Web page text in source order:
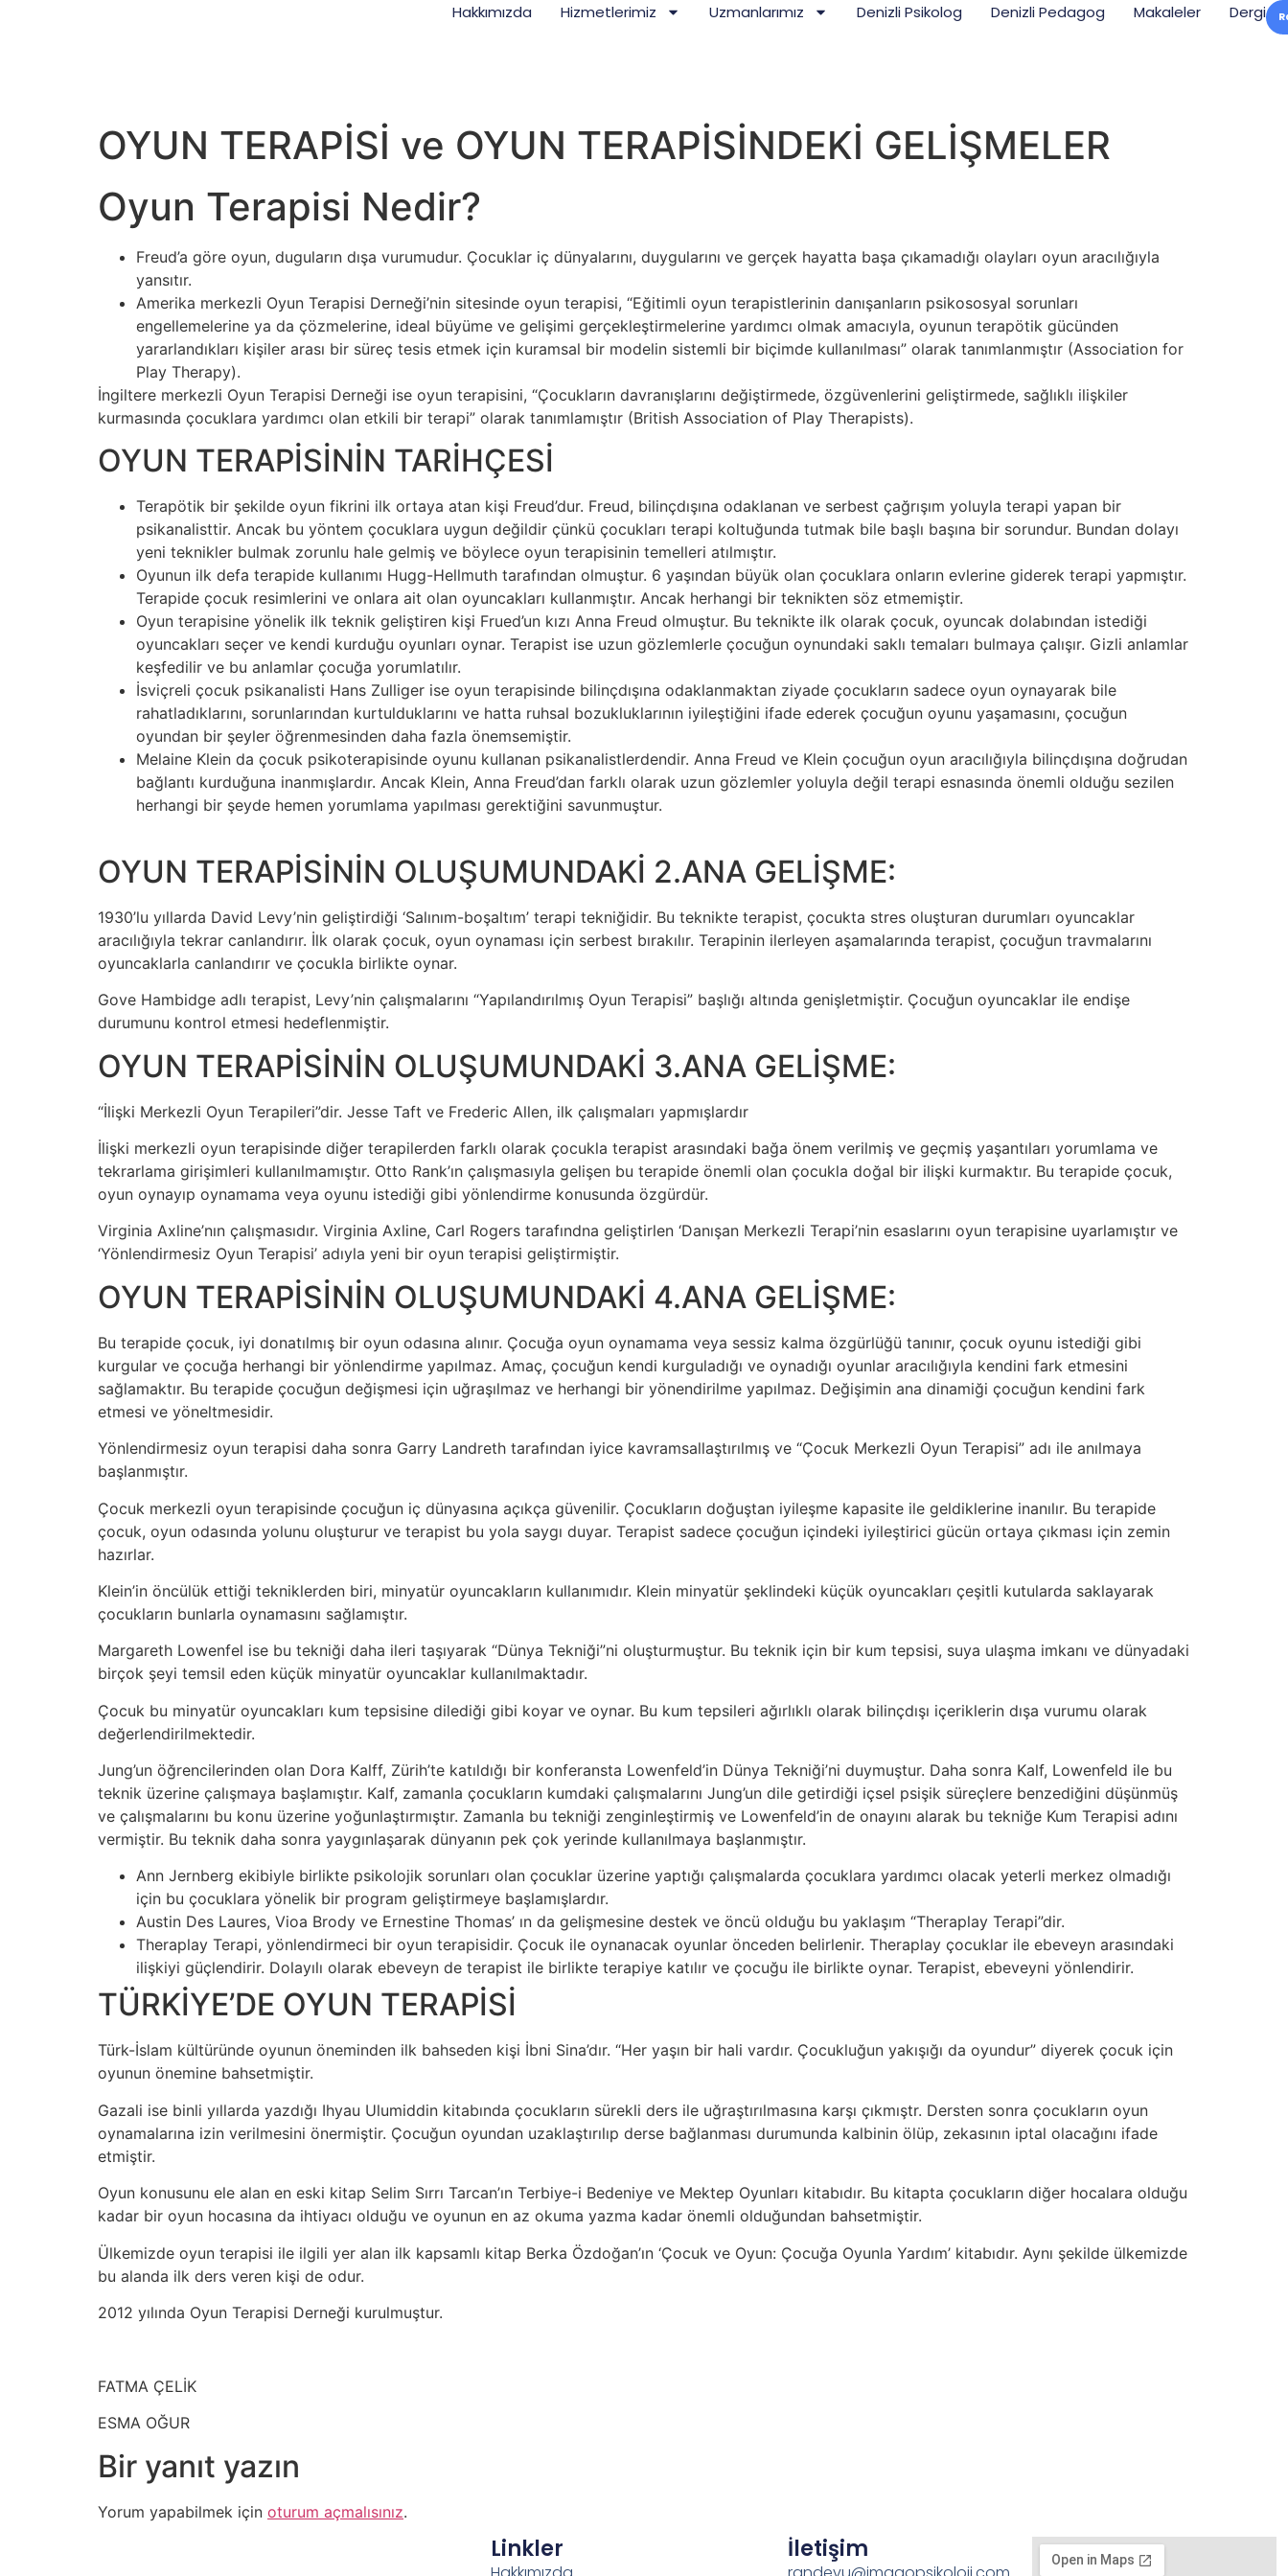
Hakkımızda Hizmetlerimiz Uzmanlarımız Denizli Psikolog Denizli Pedagog Makaleler Dergi
OYUN TERAPİSİ ve OYUN TERAPİSİNDEKİ GELİŞMELER
Oyun Terapisi Nedir?
Freud’a göre oyun, duguların dışa vurumudur. Çocuklar iç dünyalarını, duygularını ve gerçek hayatta başa çıkamadığı olayları oyun aracılığıyla
yansıtır.​
Amerika merkezli Oyun Terapisi Derneği’nin sitesinde oyun terapisi, “Eğitimli oyun terapistlerinin danışanların psikososyal sorunları
engellemelerine ya da çözmelerine, ideal büyüme ve gelişimi gerçekleştirmelerine yardımcı olmak amacıyla, oyunun terapötik gücünden
yararlandıkları kişiler arası bir süreç tesis etmek için kuramsal bir modelin sistemli bir biçimde kullanılması” olarak tanımlanmıştır (Association for
Play Therapy).​
İngiltere merkezli Oyun Terapisi Derneği ise oyun terapisini, “Çocukların davranışlarını değiştirmede, özgüvenlerini geliştirmede, sağlıklı ilişkiler
kurmasında çocuklara yardımcı olan etkili bir terapi” olarak tanımlamıştır (British Association of Play Therapists).
OYUN TERAPİSİNİN TARİHÇESİ
Terapötik bir şekilde oyun fikrini ilk ortaya atan kişi Freud’dur. Freud, bilinçdışına odaklanan ve serbest çağrışım yoluyla terapi yapan bir
psikanalisttir. Ancak bu yöntem çocuklara uygun değildir çünkü çocukları terapi koltuğunda tutmak bile başlı başına bir sorundur. Bundan dolayı
yeni teknikler bulmak zorunlu hale gelmiş ve böylece oyun terapisinin temelleri atılmıştır.​
Oyunun ilk defa terapide kullanımı Hugg-Hellmuth tarafından olmuştur. 6 yaşından büyük olan çocuklara onların evlerine giderek terapi yapmıştır.
Terapide çocuk resimlerini ve onlara ait olan oyuncakları kullanmıştır. Ancak herhangi bir teknikten söz etmemiştir.​
Oyun terapisine yönelik ilk teknik geliştiren kişi Frued’un kızı Anna Freud olmuştur. Bu teknikte ilk olarak çocuk, oyuncak dolabından istediği
oyuncakları seçer ve kendi kurduğu oyunları oynar. Terapist ise uzun gözlemlerle çocuğun oynundaki saklı temaları bulmaya çalışır. Gizli anlamlar
keşfedilir ve bu anlamlar çocuğa yorumlatılır. ​
İsviçreli çocuk psikanalisti Hans Zulliger ise oyun terapisinde bilinçdışına odaklanmaktan ziyade çocukların sadece oyun oynayarak bile
rahatladıklarını, sorunlarından kurtulduklarını ve hatta ruhsal bozukluklarının iyileştiğini ifade ederek çocuğun oyunu yaşamasını, çocuğun
oyundan bir şeyler öğrenmesinden daha fazla önemsemiştir.​
Melaine Klein da çocuk psikoterapisinde oyunu kullanan psikanalistlerdendir. Anna Freud ve Klein çocuğun oyun aracılığıyla bilinçdışına doğrudan
bağlantı kurduğuna inanmışlardır. Ancak Klein, Anna Freud’dan farklı olarak uzun gözlemler yoluyla değil terapi esnasında önemli olduğu sezilen
herhangi bir şeyde hemen yorumlama yapılması gerektiğini savunmuştur. ​
OYUN TERAPİSİNİN OLUŞUMUNDAKİ 2.ANA GELİŞME:
1930’lu yıllarda David Levy’nin geliştirdiği ‘Salınım-boşaltım’ terapi tekniğidir. Bu teknikte terapist, çocukta stres oluşturan durumları oyuncaklar
aracılığıyla tekrar canlandırır. İlk olarak çocuk, oyun oynaması için serbest bırakılır. Terapinin ilerleyen aşamalarında terapist, çocuğun travmalarını
oyuncaklarla canlandırır ve çocukla birlikte oynar.
Gove Hambidge adlı terapist, Levy’nin çalışmalarını “Yapılandırılmış Oyun Terapisi” başlığı altında genişletmiştir. Çocuğun oyuncaklar ile endişe
durumunu kontrol etmesi hedeflenmiştir.
OYUN TERAPİSİNİN OLUŞUMUNDAKİ 3.ANA GELİŞME:
“İlişki Merkezli Oyun Terapileri”dir. Jesse Taft ve Frederic Allen, ilk çalışmaları yapmışlardır
İlişki merkezli oyun terapisinde diğer terapilerden farklı olarak çocukla terapist arasındaki bağa önem verilmiş ve geçmiş yaşantıları yorumlama ve
tekrarlama girişimleri kullanılmamıştır. Otto Rank’ın çalışmasıyla gelişen bu terapide önemli olan çocukla doğal bir ilişki kurmaktır. Bu terapide çocuk,
oyun oynayıp oynamama veya oyunu istediği gibi yönlendirme konusunda özgürdür.
Virginia Axline’nın çalışmasıdır. Virginia Axline, Carl Rogers tarafındna geliştirlen ‘Danışan Merkezli Terapi’nin esaslarını oyun terapisine uyarlamıştır ve
‘Yönlendirmesiz Oyun Terapisi’ adıyla yeni bir oyun terapisi geliştirmiştir.
OYUN TERAPİSİNİN OLUŞUMUNDAKİ 4.ANA GELİŞME:
Bu terapide çocuk, iyi donatılmış bir oyun odasına alınır. Çocuğa oyun oynamama veya sessiz kalma özgürlüğü tanınır, çocuk oyunu istediği gibi
kurgular ve çocuğa herhangi bir yönlendirme yapılmaz. Amaç, çocuğun kendi kurguladığı ve oynadığı oyunlar aracılığıyla kendini fark etmesini
sağlamaktır. Bu terapide çocuğun değişmesi için uğraşılmaz ve herhangi bir yönendirilme yapılmaz. Değişimin ana dinamiği çocuğun kendini fark
etmesi ve yöneltmesidir.
Yönlendirmesiz oyun terapisi daha sonra Garry Landreth tarafından iyice kavramsallaştırılmış ve “Çocuk Merkezli Oyun Terapisi” adı ile anılmaya
başlanmıştır.
Çocuk merkezli oyun terapisinde çocuğun iç dünyasına açıkça güvenilir. Çocukların doğuştan iyileşme kapasite ile geldiklerine inanılır. Bu terapide
çocuk, oyun odasında yolunu oluşturur ve terapist bu yola saygı duyar. Terapist sadece çocuğun içindeki iyileştirici gücün ortaya çıkması için zemin
hazırlar.
Klein’in öncülük ettiği tekniklerden biri, minyatür oyuncakların kullanımıdır. Klein minyatür şeklindeki küçük oyuncakları çeşitli kutularda saklayarak
çocukların bunlarla oynamasını sağlamıştır. ​
Margareth Lowenfel ise bu tekniği daha ileri taşıyarak “Dünya Tekniği”ni oluşturmuştur. Bu teknik için bir kum tepsisi, suya ulaşma imkanı ve dünyadaki
birçok şeyi temsil eden küçük minyatür oyuncaklar kullanılmaktadır.​
Çocuk bu minyatür oyuncakları kum tepsisine dilediği gibi koyar ve oynar. Bu kum tepsileri ağırlıklı olarak bilinçdışı içeriklerin dışa vurumu olarak
değerlendirilmektedir. ​
Jung’un öğrencilerinden olan Dora Kalff, Zürih’te katıldığı bir konferansta Lowenfeld’in Dünya Tekniği’ni duymuştur. Daha sonra Kalf, Lowenfeld ile bu
teknik üzerine çalışmaya başlamıştır. Kalf, zamanla çocukların kumdaki çalışmalarını Jung’un dile getirdiği içsel psişik süreçlere benzediğini düşünmüş
ve çalışmalarını bu konu üzerine yoğunlaştırmıştır. Zamanla bu tekniği zenginleştirmiş ve Lowenfeld’in de onayını alarak bu tekniğe Kum Terapisi adını
vermiştir. Bu teknik daha sonra yaygınlaşarak dünyanın pek çok yerinde kullanılmaya başlanmıştır.
Ann Jernberg ekibiyle birlikte psikolojik sorunları olan çocuklar üzerine yaptığı çalışmalarda çocuklara yardımcı olacak yeterli merkez olmadığı
için bu çocuklara yönelik bir program geliştirmeye başlamışlardır. ​
Austin Des Laures, Vioa Brody ve Ernestine Thomas’ ın da gelişmesine destek ve öncü olduğu bu yaklaşım “Theraplay Terapi”dir. ​
Theraplay Terapi, yönlendirmeci bir oyun terapisidir. Çocuk ile oynanacak oyunlar önceden belirlenir. Theraplay çocuklar ile ebeveyn arasındaki
ilişkiyi güçlendirir. Dolayılı olarak ebeveyn de terapist ile birlikte terapiye katılır ve çocuğu ile birlikte oynar. Terapist, ebeveyni yönlendirir. ​
TÜRKİYE’DE OYUN TERAPİSİ
Türk-İslam kültüründe oyunun öneminden ilk bahseden kişi İbni Sina’dır. “Her yaşın bir hali vardır. Çocukluğun yakışığı da oyundur” diyerek çocuk için
oyunun önemine bahsetmiştir.​
Gazali ise binli yıllarda yazdığı Ihyau Ulumiddin kitabında çocukların sürekli ders ile uğraştırılmasına karşı çıkmıştr. Dersten sonra çocukların oyun
oynamalarına izin verilmesini önermiştir. Çocuğun oyundan uzaklaştırılıp derse bağlanması durumunda kalbinin ölüp, zekasının iptal olacağını ifade
etmiştir.
Oyun konusunu ele alan en eski kitap Selim Sırrı Tarcan’ın Terbiye-i Bedeniye ve Mektep Oyunları kitabıdır. Bu kitapta çocukların diğer hocalara olduğu
kadar bir oyun hocasına da ihtiyacı olduğu ve oyunun en az okuma yazma kadar önemli olduğundan bahsetmiştir.
Ülkemizde oyun terapisi ile ilgili yer alan ilk kapsamlı kitap Berka Özdoğan’ın ‘Çocuk ve Oyun: Çocuğa Oyunla Yardım’ kitabıdır. Aynı şekilde ülkemizde
bu alanda ilk ders veren kişi de odur. ​
2012 yılında Oyun Terapisi Derneği kurulmuştur.
FATMA ÇELİK
ESMA OĞUR
Bir yanıt yazın
Yorum yapabilmek için oturum açmalısınız.
Linkler İletişim